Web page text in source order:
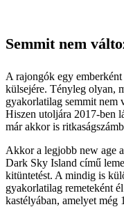
Semmit nem
A rajongók egy
külsejére. Tényleg olyan,
gyakorlatilag semmit nem
Hiszen utoljára 2017-ben
már akkor is
Akkor a legjobb new age
Dark Sky Island című
kitüntetést. A mindig is
gyakorlatilag remeteként
kastélyában, amelyet még